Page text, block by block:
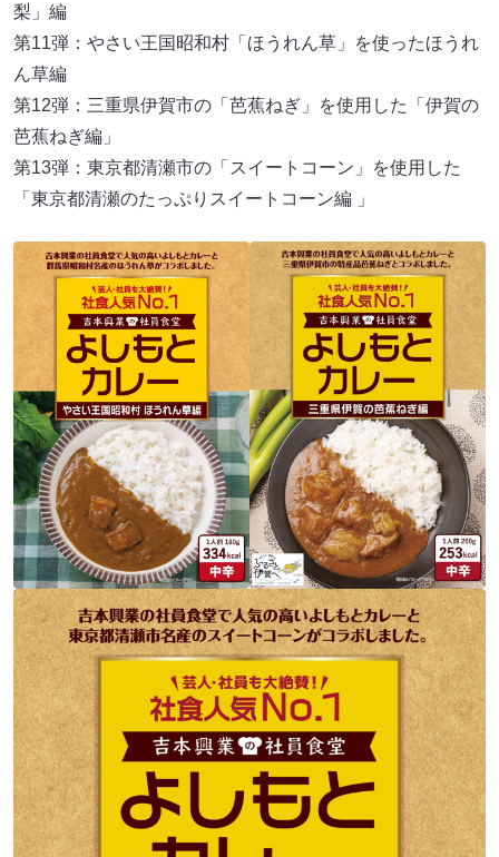
梨」編
第11弾：やさい王国昭和村「ほうれん草」を使ったほうれ
ん草編
第12弾：三重県伊賀市の「芭蕉ねぎ」を使用した「伊賀の
芭蕉ねぎ編」
第13弾：東京都清瀬市の「スイートコーン」を使用した
「東京都清瀬のたっぷりスイートコーン編 」